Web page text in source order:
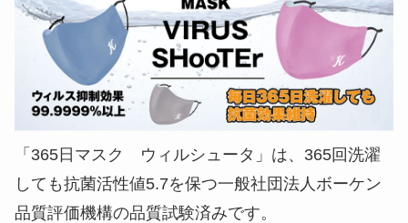
「365日マスク ウィルシュータ」は、365回洗濯
しても抗菌活性値5.7を保つ一般社団法人ボーケン
品質評価機構の品質試験済みです。